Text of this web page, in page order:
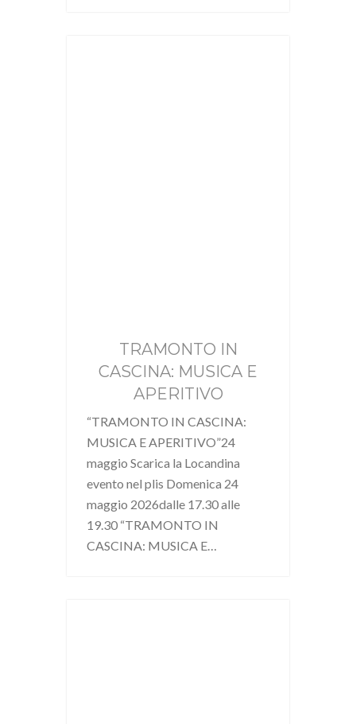
TRAMONTO IN
CASCINA: MUSICA E
APERITIVO
“TRAMONTO IN CASCINA:
MUSICA E APERITIVO”24
maggio Scarica la Locandina
evento nel plis Domenica 24
maggio 2026dalle 17.30 alle
19.30 “TRAMONTO IN
CASCINA: MUSICA E…